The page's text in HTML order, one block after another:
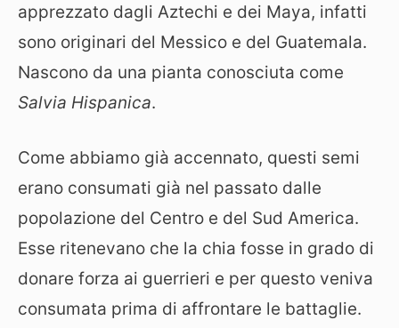
apprezzato dagli Aztechi e dei Maya, infatti
sono originari del Messico e del Guatemala.
Nascono da una pianta conosciuta come
Salvia Hispanica.
Come abbiamo già accennato, questi semi
erano consumati già nel passato dalle
popolazione del Centro e del Sud America.
Esse ritenevano che la chia fosse in grado di
donare forza ai guerrieri e per questo veniva
consumata prima di affrontare le battaglie.